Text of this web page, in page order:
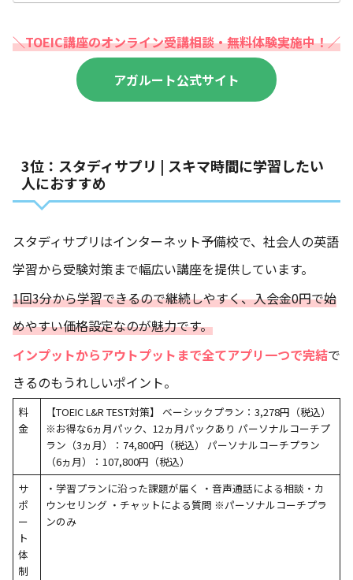
＼TOEIC講座のオンライン受講相談・無料体験実施中！／
アガルート公式サイト
3位：スタディサプリ | スキマ時間に学習したい
人におすすめ
スタディサプリはインターネット予備校で、社会人の英語
学習から受験対策まで幅広い講座を提供しています。
1回3分から学習できるので継続しやすく、入会金0円で始
めやすい価格設定なのが魅力です。
インプットからアウトプットまで全てアプリ一つで完結で
きるのもうれしいポイント。
料
金
【TOEIC L&R TEST対策】 ベーシックプラン：3,278円（税込）
※お得な6ヵ月パック、12ヵ月パックあり パーソナルコーチプ
ラン（3ヵ月）：74,800円（税込） パーソナルコーチプラン
（6ヵ月）：107,800円（税込）
サ
ポ
ー
ト
体
制
・学習プランに沿った課題が届く ・音声通話による相談・カ
ウンセリング ・チャットによる質問 ※パーソナルコーチプラ
ンのみ